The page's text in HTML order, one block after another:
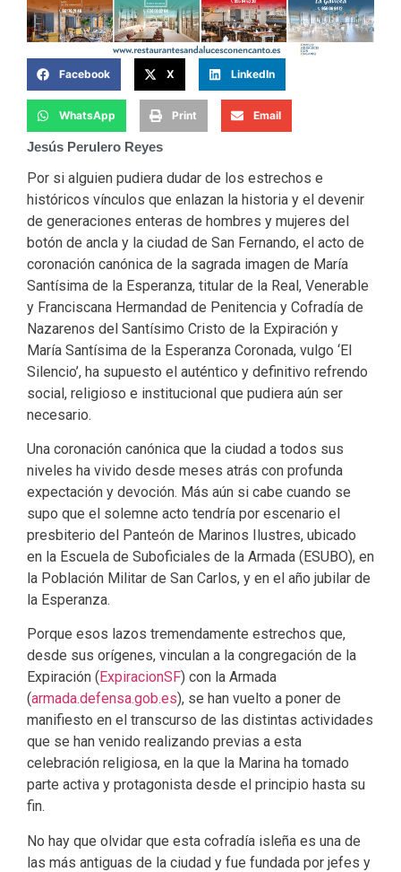
Facebook X LinkedIn
WhatsApp Print Email
Jesús Perulero Reyes
Por si alguien pudiera dudar de los estrechos e
históricos vínculos que enlazan la historia y el devenir
de generaciones enteras de hombres y mujeres del
botón de ancla y la ciudad de San Fernando, el acto de
coronación canónica de la sagrada imagen de María
Santísima de la Esperanza, titular de la Real, Venerable
y Franciscana Hermandad de Penitencia y Cofradía de
Nazarenos del Santísimo Cristo de la Expiración y
María Santísima de la Esperanza Coronada, vulgo ‘El
Silencio’, ha supuesto el auténtico y definitivo refrendo
social, religioso e institucional que pudiera aún ser
necesario.
Una coronación canónica que la ciudad a todos sus
niveles ha vivido desde meses atrás con profunda
expectación y devoción. Más aún si cabe cuando se
supo que el solemne acto tendría por escenario el
presbiterio del Panteón de Marinos Ilustres, ubicado
en la Escuela de Suboficiales de la Armada (ESUBO), en
la Población Militar de San Carlos, y en el año jubilar de
la Esperanza.
Porque esos lazos tremendamente estrechos que,
desde sus orígenes, vinculan a la congregación de la
Expiración ( ExpiracionSF) con la Armada
(armada.defensa.gob.es), se han vuelto a poner de
manifiesto en el transcurso de las distintas actividades
que se han venido realizando previas a esta
celebración religiosa, en la que la Marina ha tomado
parte activa y protagonista desde el principio hasta su
fin.
No hay que olvidar que esta cofradía isleña es una de
las más antiguas de la ciudad y fue fundada por jefes y